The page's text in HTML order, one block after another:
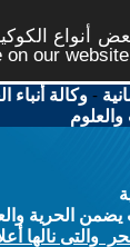
أنواع
on our website
-وكالة أنباء
الحرية
والتى نالها